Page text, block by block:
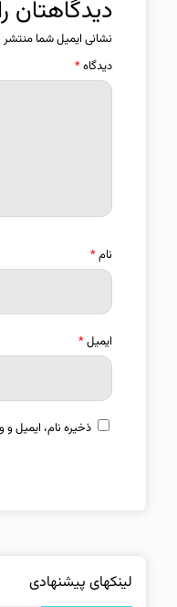
دیدگاهتان
نشانی ایمیل شما
دیدگاه*
نام*
ایمیل*
ذخیره نام، ایمیل
لینکهای پیشنهادی